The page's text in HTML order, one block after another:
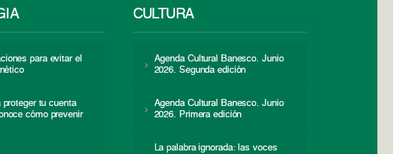
para evitar el
proteger tu cuenta
cómo prevenir
CULTURA
Agenda Cultural Banesco. Junio
2026. Segunda edición
Agenda Cultural Banesco. Junio
2026. Primera edición
La palabra ignorada: las voces